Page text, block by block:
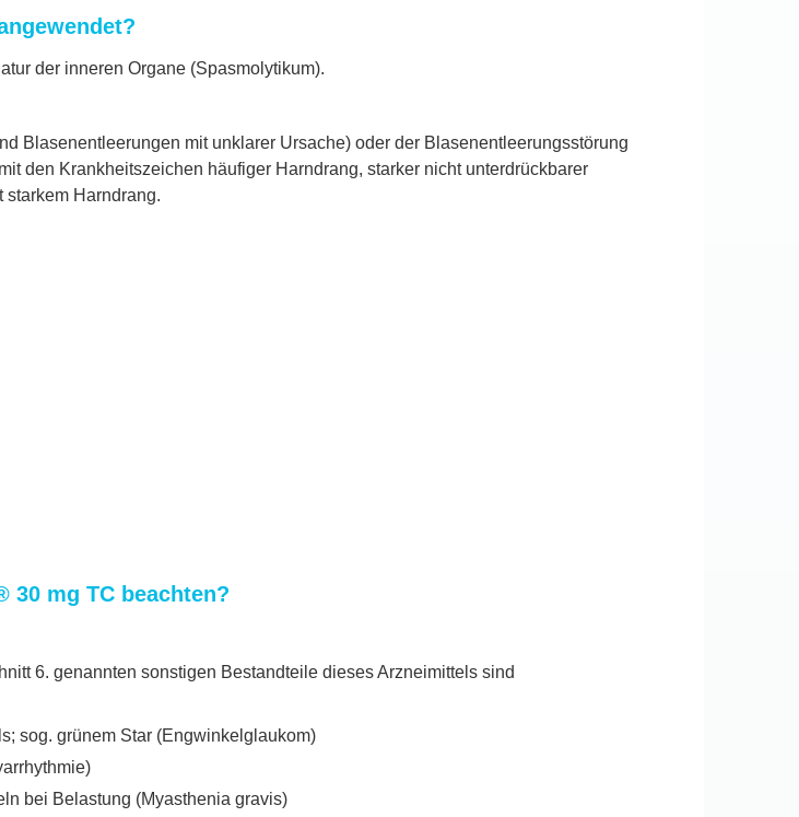
der inneren Organe (Spasmolytikum).
Blasenentleerungen mit unklarer Ursache) oder der Blasenentleerungsstörung
den Krankheitszeichen häufiger Harndrang, starker nicht unterdrückbarer
starkem Harndrang.
30 mg TC beachten?
6. genannten sonstigen Bestandteile dieses Arzneimittels sind
sog. grünem Star (Engwinkelglaukom)
bei Belastung (Myasthenia gravis)